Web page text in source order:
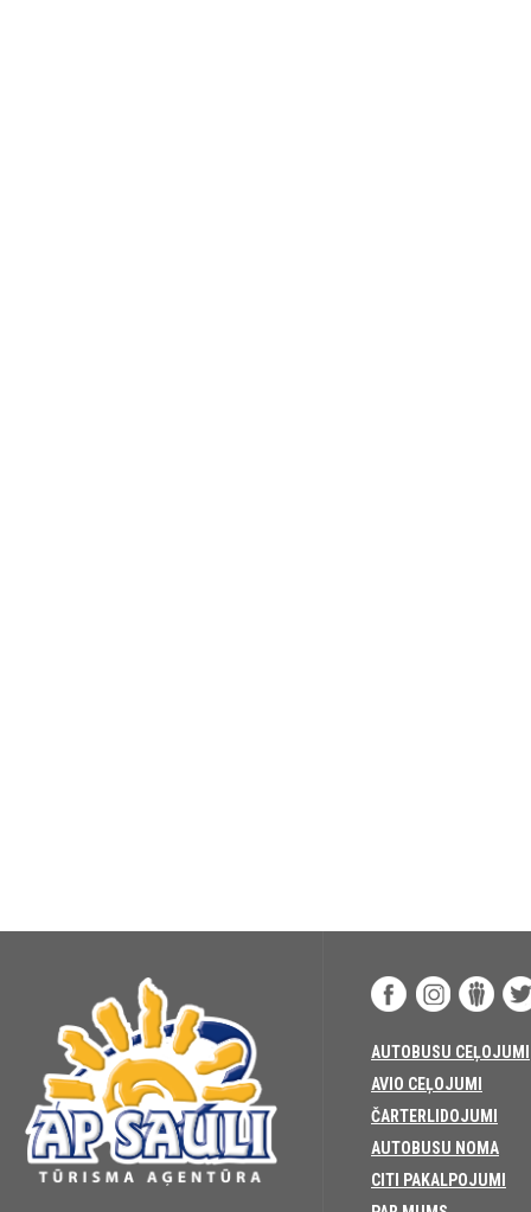
AUTOBUSU CEĻOJUMI
AVIO CEĻOJUMI
ČARTERLIDOJUMI
AUTOBUSU NOMA
CITI PAKALPOJUMI